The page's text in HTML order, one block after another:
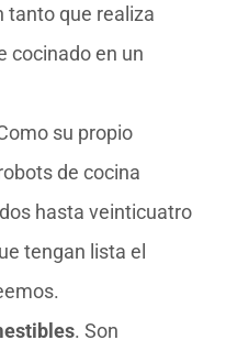
tanto que realiza
cocinado en un
su propio
de cocina
hasta veinticuatro
tengan lista el
. Son